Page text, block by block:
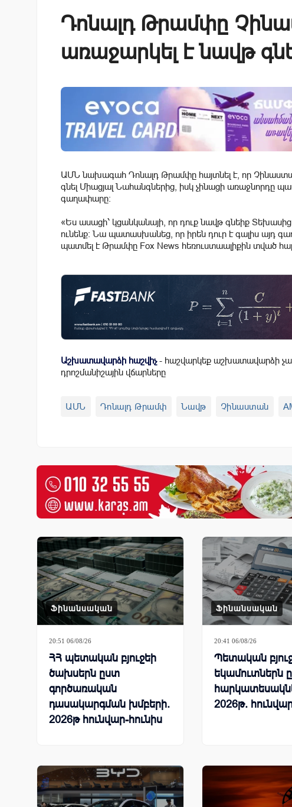
Դոնալդ Թրամփը
առաջարկել է նավթ
ԱՄՆ նախագահ Դոնալդ Թրամփը հայտնել է, որ
գնել Միացյալ Նահանգներից, իսկ չինացի առաջնորդը
գաղափարը։
«Ես ասացի՝ կցանկանայի, որ դուք նավթ գնեիք
ունենք: Նա պատասխանեց, որ իրեն դուր է գալիս այդ
պատմել է Թրամփը Fox News հեռուստաալիքին տված
Աշխատավարձի հաշվիչ - հաշվարկեք աշխատավարձի
դրոշմանիշային վճարները
ԱՄՆ Դոնալդ Թրամփ Նավթ Չինաստան
Ֆինանսական
20:51 06/08/26
ՀՀ պետական բյուջեի
ծախսերն ըստ
գործառական
դասակարգման խմբերի.
2026թ հունվար-հունիս
Ֆինանսական
20:41 06/08/26
Պետական
եկամուտներն
2026թ.